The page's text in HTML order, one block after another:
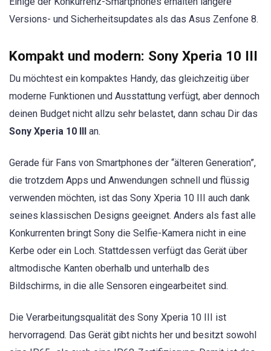
Versions- und Sicherheitsupdates als das Asus Zenfone 8.
Kompakt und modern: Sony Xperia 10 III
Du möchtest ein kompaktes Handy, das gleichzeitig über
moderne Funktionen und Ausstattung verfügt, aber dennoch
deinen Budget nicht allzu sehr belastet, dann schau Dir das
Sony Xperia 10 III an.
Gerade für Fans von Smartphones der “älteren Generation”,
die trotzdem Apps und Anwendungen schnell und flüssig
verwenden möchten, ist das Sony Xperia 10 III auch dank
seines klassischen Designs geeignet. Anders als fast alle
Konkurrenten bringt Sony die Selfie-Kamera nicht in eine
Kerbe oder ein Loch. Stattdessen verfügt das Gerät über
altmodische Kanten oberhalb und unterhalb des
Bildschirms, in die alle Sensoren eingearbeitet sind.
Die Verarbeitungsqualität des Sony Xperia 10 III ist
hervorragend. Das Gerät gibt nichts her und besitzt sowohl